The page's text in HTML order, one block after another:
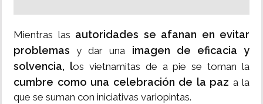
Mientras las autoridades se afanan en evitar
problemas y dar una imagen de eficacia y
solvencia, los vietnamitas de a pie se toman la
cumbre como una celebración de la paz a la
que se suman con iniciativas variopintas.